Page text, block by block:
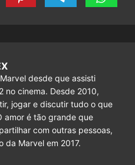
desde que assisti
no cinema. Desde 2010,
jogar e discutir tudo o que
amor é tão grande que
com outras pessoas,
da Marvel em 2017.